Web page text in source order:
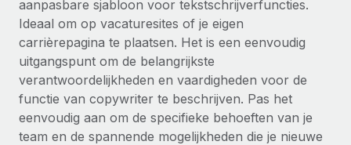
Remote Embedded
HR naadloos in workflows integreren
Platform
Ingebouwde essentiële HR-functies voor je team
Verbinden Nieuw
AI-tools koppelen aan Remote met onze MCP
Teams uitbreiden met HR solutions op maat
Enterprise
Global HR voor grote bedrijven
WERK MET ONS SAMEN
Onderzoek en gidsen
Casestudy's
HR-woordenlijst
Checklists en templates
Bibliotheek met functiebeschrijvingen
Español
Italiano
Português (Portugal)
日本語
aanpasbare sjabloon voor tekstschrijverfuncties.
Ideaal om op vacaturesites of je eigen
carrièrepagina te plaatsen. Het is een eenvoudig
uitgangspunt om de belangrijkste
verantwoordelijkheden en vaardigheden voor de
functie van copywriter te beschrijven. Pas het
eenvoudig aan om de specifieke behoeften van je
team en de spannende mogelijkheden die je nieuwe